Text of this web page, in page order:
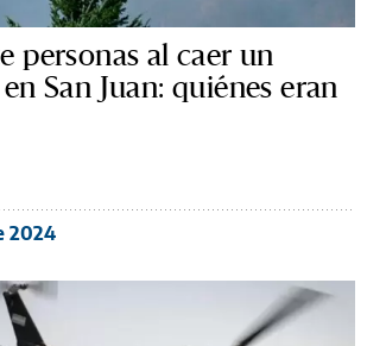
personas al caer un
San Juan: quiénes eran
2024